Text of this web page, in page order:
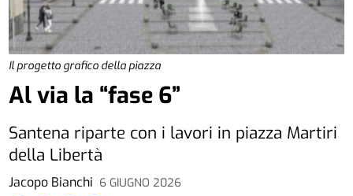
Il progetto grafico della piazza
Jacopo Bianchi 6 GIUGNO 2026
Al via la “fase 6”
Santena riparte con i lavori in piazza Martiri
della Libertà